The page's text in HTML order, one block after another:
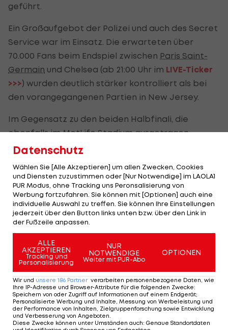
geführt.
Ein Großaufgebot der Polizei und auch des Secret
Service war im Einsatz. Die erwarteten über
70.000 Fans beim Endspiel zwischen Paris Saint-
Germain und Chelsea (ab 21:00 Uhr im LIVE-Ticker
>>>) wurden deutlich stärker kontrolliert als bei
den vorangegangenen Partien in New Jersey.
Im Gegensatz zu den beiden Halbfinali, die
ebenfalls im MetLife Stadium ausgetragen
worden waren, wurden auch die Medienvertreter
kontrolliert. Sie mussten sich vielmehr von
richtigen Sicherheitskräften checken lassen.
Kameramänner und Fotografen mussten zudem
ihr komplettes Equipment öffnen. Es wurde
intensiv durchsucht.
Im MetLife Stadium wird am 19. Juli 2026 auch das
Finale der WM mit erstmals 48 Teams stattfinden.
Infantino rechtfertigt
Klub-WM und Nähe zu
Trump
Datenschutz
Wählen Sie [Alle Akzeptieren] um allen Zwecken, Cookies
und Diensten zuzustimmen oder [Nur Notwendige] im LAOLA1
PUR Modus, ohne Tracking uns Peronsalisierung von
Werbung fortzufahren. Sie können mit [Optionen] auch eine
individuelle Auswahl zu treffen. Sie können Ihre Einstellungen
jederzeit über den Button links unten bzw. über den Link in
der Fußzeile anpassen.
ALLE
AKZEPTIEREN
Tracking und
Personalisierung
NUR
NOTWENDIGE
Weiter mit PUR-Abo
OPTIONEN
Wir und unsere 186 Partner verarbeiten personenbezogene Daten, wie
Ihre IP-Adresse und Browser-Attribute für die folgenden Zwecke:
Speichern von oder Zugriff auf Informationen auf einem Endgerät;
Personalisierte Werbung und Inhalte, Messung von Werbeleistung und
der Performance von Inhalten, Zielgruppenforschung sowie Entwicklung
und Verbesserung von Angeboten
Diese Zwecke können unter Umständen auch: Genaue Standortdaten